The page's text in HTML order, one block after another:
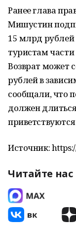
Ранее глава
Мишустин
15 млрд рублей
туристам части
Возврат может
рублей в
сообщали, что
должен
Источник:
Читайте нас